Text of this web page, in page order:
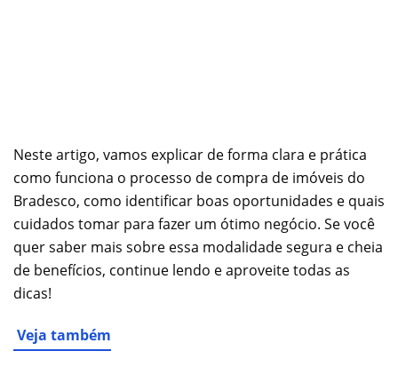
Neste artigo, vamos explicar de forma clara e prática
como funciona o processo de compra de imóveis do
Bradesco, como identificar boas oportunidades e quais
cuidados tomar para fazer um ótimo negócio. Se você
quer saber mais sobre essa modalidade segura e cheia
de benefícios, continue lendo e aproveite todas as
dicas!
Veja também